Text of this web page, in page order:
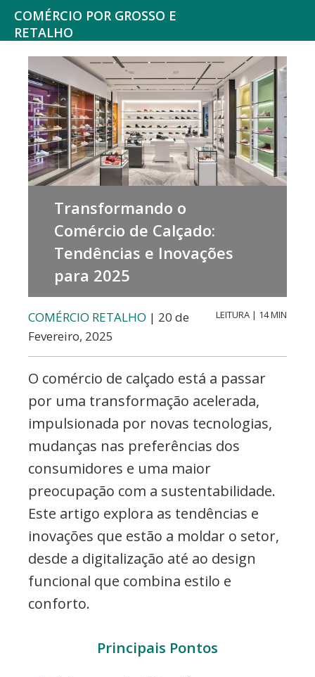
Saltar
para
menu
principal
Skip
main
content
COMÉRCIO POR GROSSO E
RETALHO
Espaço
de
reflexão
sobre
Comércio
Transformando o
Comércio de Calçado:
Tendências e Inovações
para 2025
COMÉRCIO RETALHO | 20 de
Fevereiro, 2025
LEITURA | 14 MIN
O comércio de calçado está a passar
por uma transformação acelerada,
impulsionada por novas tecnologias,
mudanças nas preferências dos
consumidores e uma maior
preocupação com a sustentabilidade.
Este artigo explora as tendências e
inovações que estão a moldar o setor,
desde a digitalização até ao design
funcional que combina estilo e
conforto.
Principais Pontos